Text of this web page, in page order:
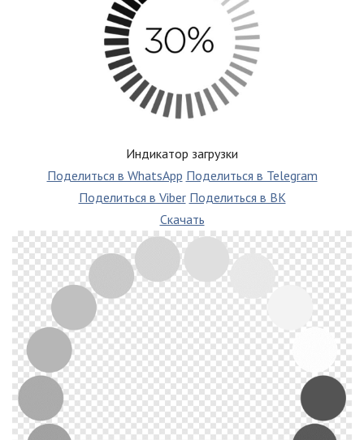
Индикатор загрузки
Поделиться в WhatsApp Поделиться в Telegram
Поделиться в Viber Поделиться в ВК
Скачать